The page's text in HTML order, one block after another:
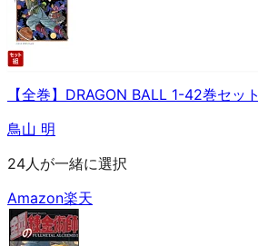
【全巻】DRAGON BALL 1-42巻セット
鳥山 明
24人が一緒に選択
Amazon楽天